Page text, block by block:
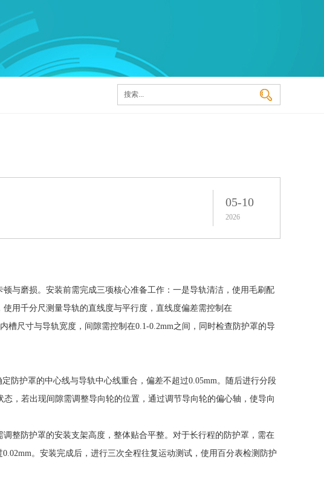
05-10
2026
与磨损。安装前需完成三项核心准备工作：一是导轨清洁，使用毛刷配
用千分尺测量导轨的直线度与平行度，直线度偏差需控制在
槽尺寸与导轨宽度，间隙需控制在0.1-0.2mm之间，同时检查防护罩的导
防护罩的中心线与导轨中心线重合，偏差不超过0.05mm。随后进行分段
，若出现间隙需调整导向轮的位置，通过调节导向轮的偏心轴，使导向
整防护罩的安装支架高度，整体贴合平整。对于长行程的防护罩，需在
。安装完成后，进行三次全程往复运动测试，使用百分表检测防护